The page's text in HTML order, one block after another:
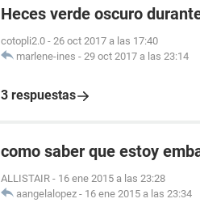
Heces verde oscuro
cotopli2.0 - 26 oct 2017 a las 17:40
marlene-ines - 29 oct 2017 a las 23:14
3 respuestas
como saber que estoy
ALLISTAIR - 16 ene 2015 a las 23:28
aangelalopez - 16 ene 2015 a las 23:34